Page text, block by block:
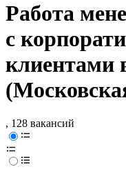
Работа
с
, 128 вакансий